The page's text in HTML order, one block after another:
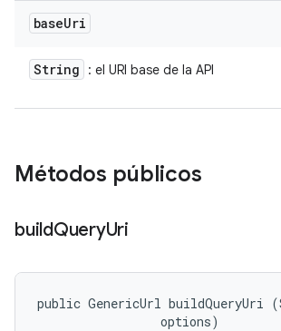
baseUri
String : el URI base de la API
Métodos públicos
buildQueryUri
public GenericUrl
options)